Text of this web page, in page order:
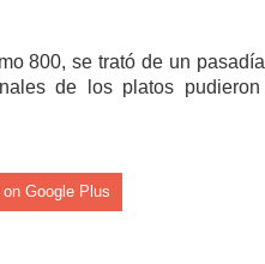
800, se trató de un
de los platos
Google Plus